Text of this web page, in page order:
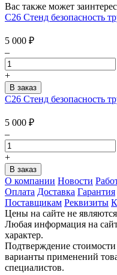
Вас также может
С26 Стенд безопасность
5 000 ₽
–
+
С26 Стенд безопасность
5 000 ₽
–
+
О компании Новости
Оплата Доставка Гарантия
Поставщикам Реквизиты
Цены на сайте не
Любая информация на
характер.
Подтверждение
варианты применений
специалистов.